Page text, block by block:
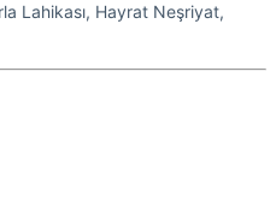
Lahikası, Hayrat Neşriyat,